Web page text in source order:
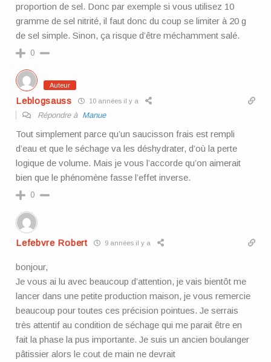
proportion de sel. Donc par exemple si vous utilisez 10
gramme de sel nitrité, il faut donc du coup se limiter à 20 g
de sel simple. Sinon, ça risque d’être méchamment salé.
0
Auteur
Leblogsauss 10 années il y a
Répondre à Manue
Tout simplement parce qu’un saucisson frais est rempli
d’eau et que le séchage va les déshydrater, d’où la perte
logique de volume. Mais je vous l’accorde qu’on aimerait
bien que le phénomène fasse l’effet inverse.
0
Lefebvre Robert 9 années il y a
bonjour,
Je vous ai lu avec beaucoup d’attention, je vais bientôt me
lancer dans une petite production maison, je vous remercie
beaucoup pour toutes ces précision pointues. Je serrais
très attentif au condition de séchage qui me parait être en
fait la phase la pus importante. Je suis un ancien boulanger
pâtissier alors le cout de main ne devrait